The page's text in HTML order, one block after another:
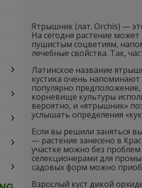
Ятрышник (лат. Orchis) —
На сегодня растение
пушистым соцветиям,
лечебные свойства. Так,
Латинское название
кустика очень напоминают
популярно предположение,
корневище культуры
вероятно, и «ятрышник»
услышать определения
Если вы решили заняться
— растение занесено в
участке можно без
селекционерами для
садовых форм можно
Взрослый куст дикой